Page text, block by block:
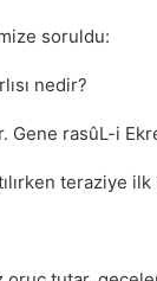
soruldu:
nedir?
Gene rasûL-i
teraziye